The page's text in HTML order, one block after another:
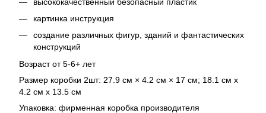
картинка инструкция
создание различных фигур, зданий и фантастических
конструкций
Возраст от 5-6+ лет
Размер коробки 2шт: 27.9 см × 4.2 см × 17 см; 18.1 см х
4.2 см х 13.5 см
Упаковка: фирменная коробка производителя